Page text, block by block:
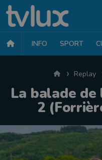
INFO SPORT
AccueilReplay
La balade de
2